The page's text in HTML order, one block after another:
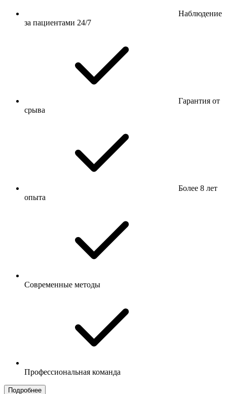
Наблюдение
за пациентами 24/7
Гарантия от
срыва
Более 8 лет
опыта
Современные методы
Профессиональная команда
Подробнее